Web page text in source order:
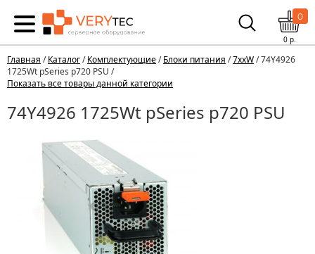
0
0р.
Главная /Каталог/Комплектующие/Блоки питания /7xxW/ 74Y4926
1725Wt pSeries p720 PSU /
Показать все товары данной категории
74Y4926 1725Wt pSeries p720 PSU